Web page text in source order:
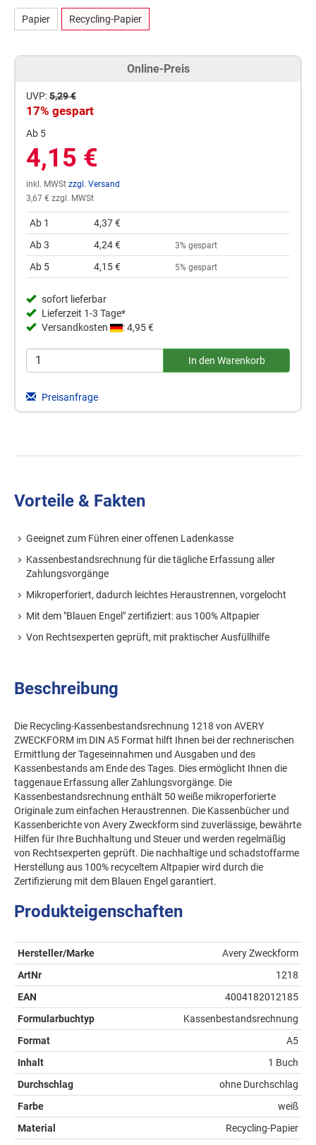
Papier Recycling-Papier
Online-Preis
UVP:5,29 €
17% gespart
Ab 5
4,15 €
inkl. MWSt zzgl. Versand
3,67 € zzgl. MWSt
Ab 1
4,37 €
Ab 3
4,24 € 3% gespart
Ab 5 4,15 € 5% gespart
sofort lieferbar
Lieferzeit 1-3 Tage*
Versandkosten
: 4,95 €
Preisanfrage
Vorteile & Fakten
Geeignet zum Führen einer offenen Ladenkasse
Kassenbestandsrechnung für die tägliche Erfassung aller
Zahlungsvorgänge
Mikroperforiert, dadurch leichtes Heraustrennen, vorgelocht
Mit dem "Blauen Engel" zertifiziert: aus 100% Altpapier
Von Rechtsexperten geprüft, mit praktischer Ausfüllhilfe
Beschreibung
Die Recycling-Kassenbestandsrechnung 1218 von AVERY
ZWECKFORM im DIN A5 Format hilft Ihnen bei der rechnerischen
Ermittlung der Tageseinnahmen und Ausgaben und des
Kassenbestands am Ende des Tages. Dies ermöglicht Ihnen die
taggenaue Erfassung aller Zahlungsvorgänge. Die
Kassenbestandsrechnung enthält 50 weiße mikroperforierte
Originale zum einfachen Heraustrennen. Die Kassenbücher und
Kassenberichte von Avery Zweckform sind zuverlässige, bewährte
Hilfen für Ihre Buchhaltung und Steuer und werden regelmäßig
von Rechtsexperten geprüft. Die nachhaltige und schadstoffarme
Herstellung aus 100% recyceltem Altpapier wird durch die
Zertifizierung mit dem Blauen Engel garantiert.
Produkteigenschaften
Hersteller/Marke
Avery Zweckform
ArtNr
1218
EAN
4004182012185
Formularbuchtyp
Kassenbestandsrechnung
Format
A5
Inhalt
1 Buch
Durchschlag
ohne Durchschlag
Farbe
weiß
Material
Recycling-Papier